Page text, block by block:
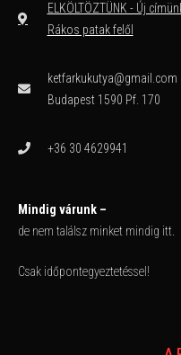
ELKÖLTÖZTÜNK - Új
Rákos patak felől
ketfarkukutya@gmail.com
Budapest 1590 Pf. 170
+36 30 4629941
Mindig várunk –
de nem találsz minket mindig itt.
Csak időpontegyeztetéssel!